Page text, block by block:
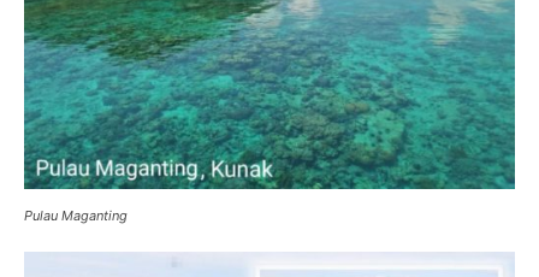
Pulau Maganting